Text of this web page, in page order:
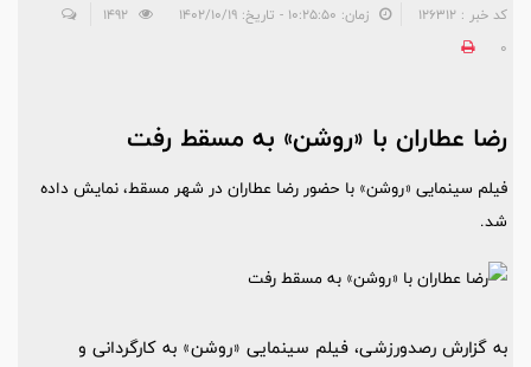
کد خبر : 126312 زمان: ۱۰:۲۵:۵۰ - تاریخ: ۱۴۰۲/۱۰/۱۹
0
رضا عطاران با «روشن» به مسقط رفت
فیلم سینمایی «روشن» با حضور رضا عطاران در شهر مسقط، نمایش داده
شد.
به گزارش رصدورزشی، فیلم سینمایی «روشن» به کارگردانی و